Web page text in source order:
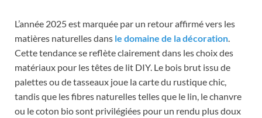
L’année 2025 est marquée par un retour affirmé vers les
matières naturelles dans le domaine de la décoration.
Cette tendance se reflète clairement dans les choix des
matériaux pour les têtes de lit DIY. Le bois brut issu de
palettes ou de tasseaux joue la carte du rustique chic,
tandis que les fibres naturelles telles que le lin, le chanvre
ou le coton bio sont privilégiées pour un rendu plus doux